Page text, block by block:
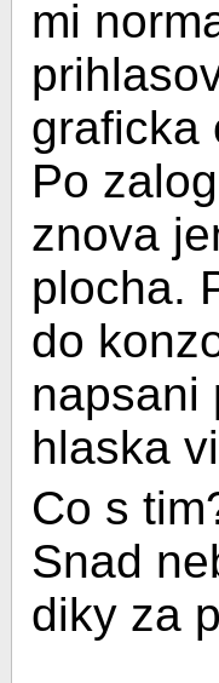
mi
graficka
Po
znova
plocha.
do
napsani
hlaska
Co s
Snad
diky za